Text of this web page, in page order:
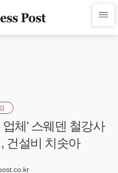
체' 스웨덴 철강사
건설비 치솟아